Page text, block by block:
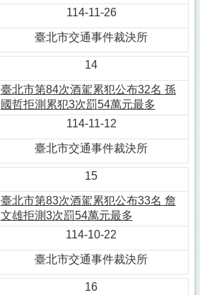
114-11-26
臺北市交通事件裁決所
14
臺北市第84次酒駕累犯公布32名 孫
國哲拒測累犯3次罰54萬元最多
114-11-12
臺北市交通事件裁決所
15
臺北市第83次酒駕累犯公布33名 詹
文雄拒測3次罰54萬元最多
114-10-22
臺北市交通事件裁決所
16